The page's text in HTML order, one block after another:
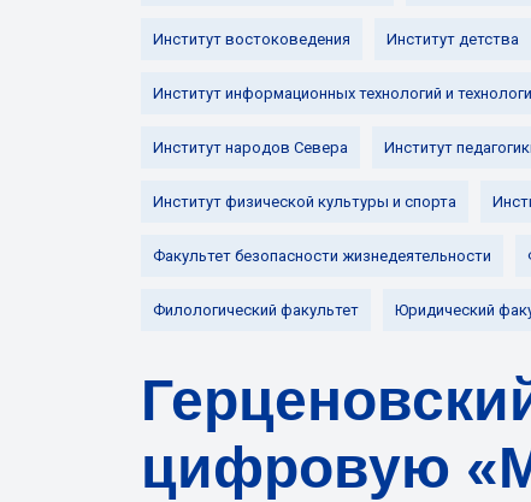
Институт востоковедения Институт детства
Институт информационных технологий и
Институт народов Севера Институт
Институт физической культуры и спорта
Факультет безопасности жизнедеятельности
Филологический факультет Юридический
цифровую